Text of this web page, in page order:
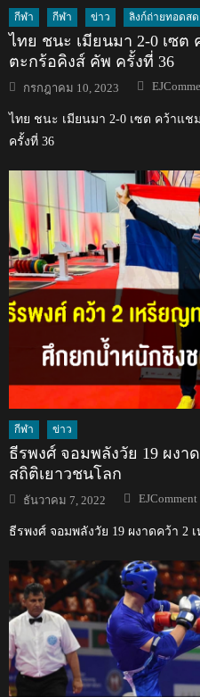
กีฬา กีฬา ข่าว ลิงก์ถ่ายทอดสด
ไทย ชนะ เมียนมา 2-0 เซต
ตะกร้อคิงส์ คัพ ครั้งที่ 36
Posted
on
กรกฎาคม 10, 2023 Author
ไทย ชนะ เมียนมา 2-0 เซต คว้าแช
ครั้งที่ 36
กีฬา ข่าว
ธีรพงศ์ จอมพลังวัย 19 ผง
สถิติเยาวชนโลก
Posted
on
ธันวาคม 7, 2022 Author
EJComment
ธีรพงศ์ จอมพลังวัย 19 ผงาดคว้า 2